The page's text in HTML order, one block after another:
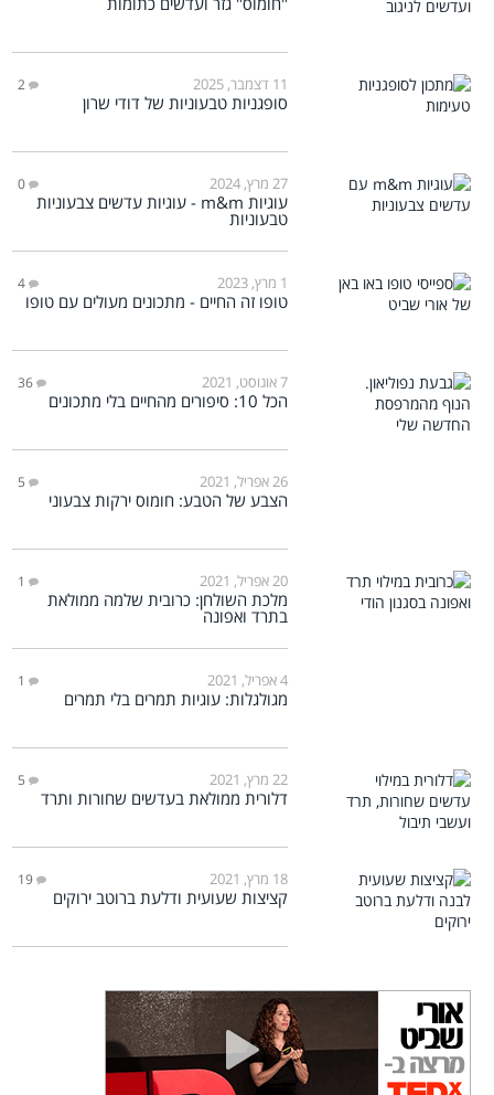
11 דצמבר, 2025 2
סופגניות טבעוניות של דודי שרון
27 מרץ, 2024 0
עוגיות m&m - עוגיות עדשים צבעוניות
טבעוניות
1 מרץ, 2023 4
טופו זה החיים - מתכונים מעולים עם טופו
7 אוגוסט, 2021 36
הכל 10: סיפורים מהחיים בלי מתכונים
26 אפריל, 2021 5
הצבע של הטבע: חומוס ירקות צבעוני
20 אפריל, 2021 1
מלכת השולחן: כרובית שלמה ממולאת
בתרד ואפונה
4 אפריל, 2021 1
מגולגלות: עוגיות תמרים בלי תמרים
22 מרץ, 2021 5
דלורית ממולאת בעדשים שחורות ותרד
18 מרץ, 2021 19
קציצות שעועית ודלעת ברוטב ירוקים